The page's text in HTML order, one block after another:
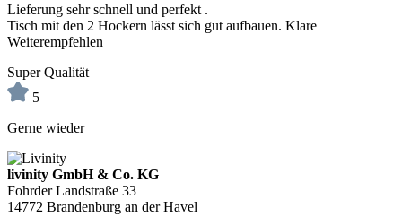
Lieferung sehr schnell und perfekt .
Tisch mit den 2 Hockern lässt sich gut aufbauen. Klare
Weiterempfehlen
Super Qualität
5
Gerne wieder
livinity GmbH & Co. KG
Fohrder Landstraße 33
14772 Brandenburg an der Havel